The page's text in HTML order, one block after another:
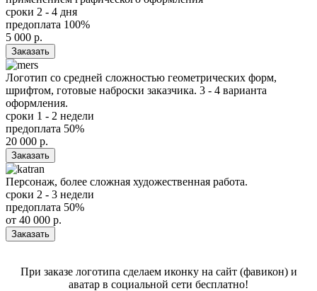
сроки 2 - 4 дня
предоплата 100%
5 000 р.
Заказать
Логотип со средней сложностью геометрических форм,
шрифтом, готовые наброски заказчика. 3 - 4 варианта
оформления.
сроки 1 - 2 недели
предоплата 50%
20 000 р.
Заказать
Персонаж, более сложная художественная работа.
сроки 2 - 3 недели
предоплата 50%
от 40 000 р.
Заказать
При заказе логотипа сделаем иконку на сайт (фавикон) и
аватар в социальной сети бесплатно!